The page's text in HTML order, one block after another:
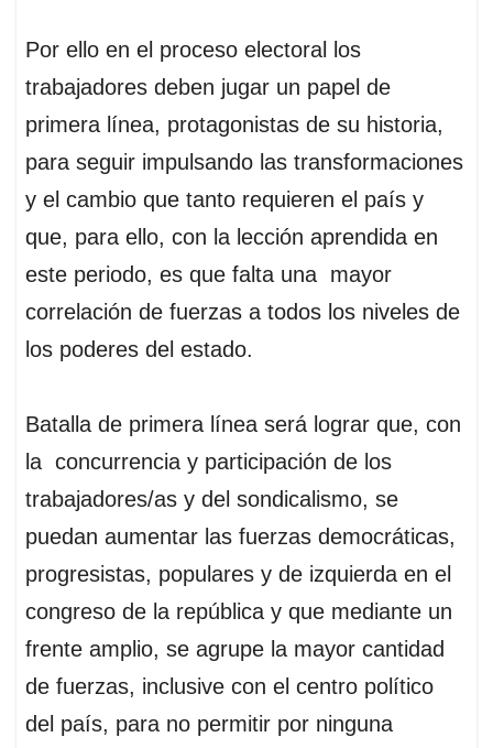
Por ello en el proceso electoral los
trabajadores deben jugar un papel de
primera línea, protagonistas de su historia,
para seguir impulsando las transformaciones
y el cambio que tanto requieren el país y
que, para ello, con la lección aprendida en
este periodo, es que falta una mayor
correlación de fuerzas a todos los niveles de
los poderes del estado.
Batalla de primera línea será lograr que, con
la concurrencia y participación de los
trabajadores/as y del sondicalismo, se
puedan aumentar las fuerzas democráticas,
progresistas, populares y de izquierda en el
congreso de la república y que mediante un
frente amplio, se agrupe la mayor cantidad
de fuerzas, inclusive con el centro político
del país, para no permitir por ninguna